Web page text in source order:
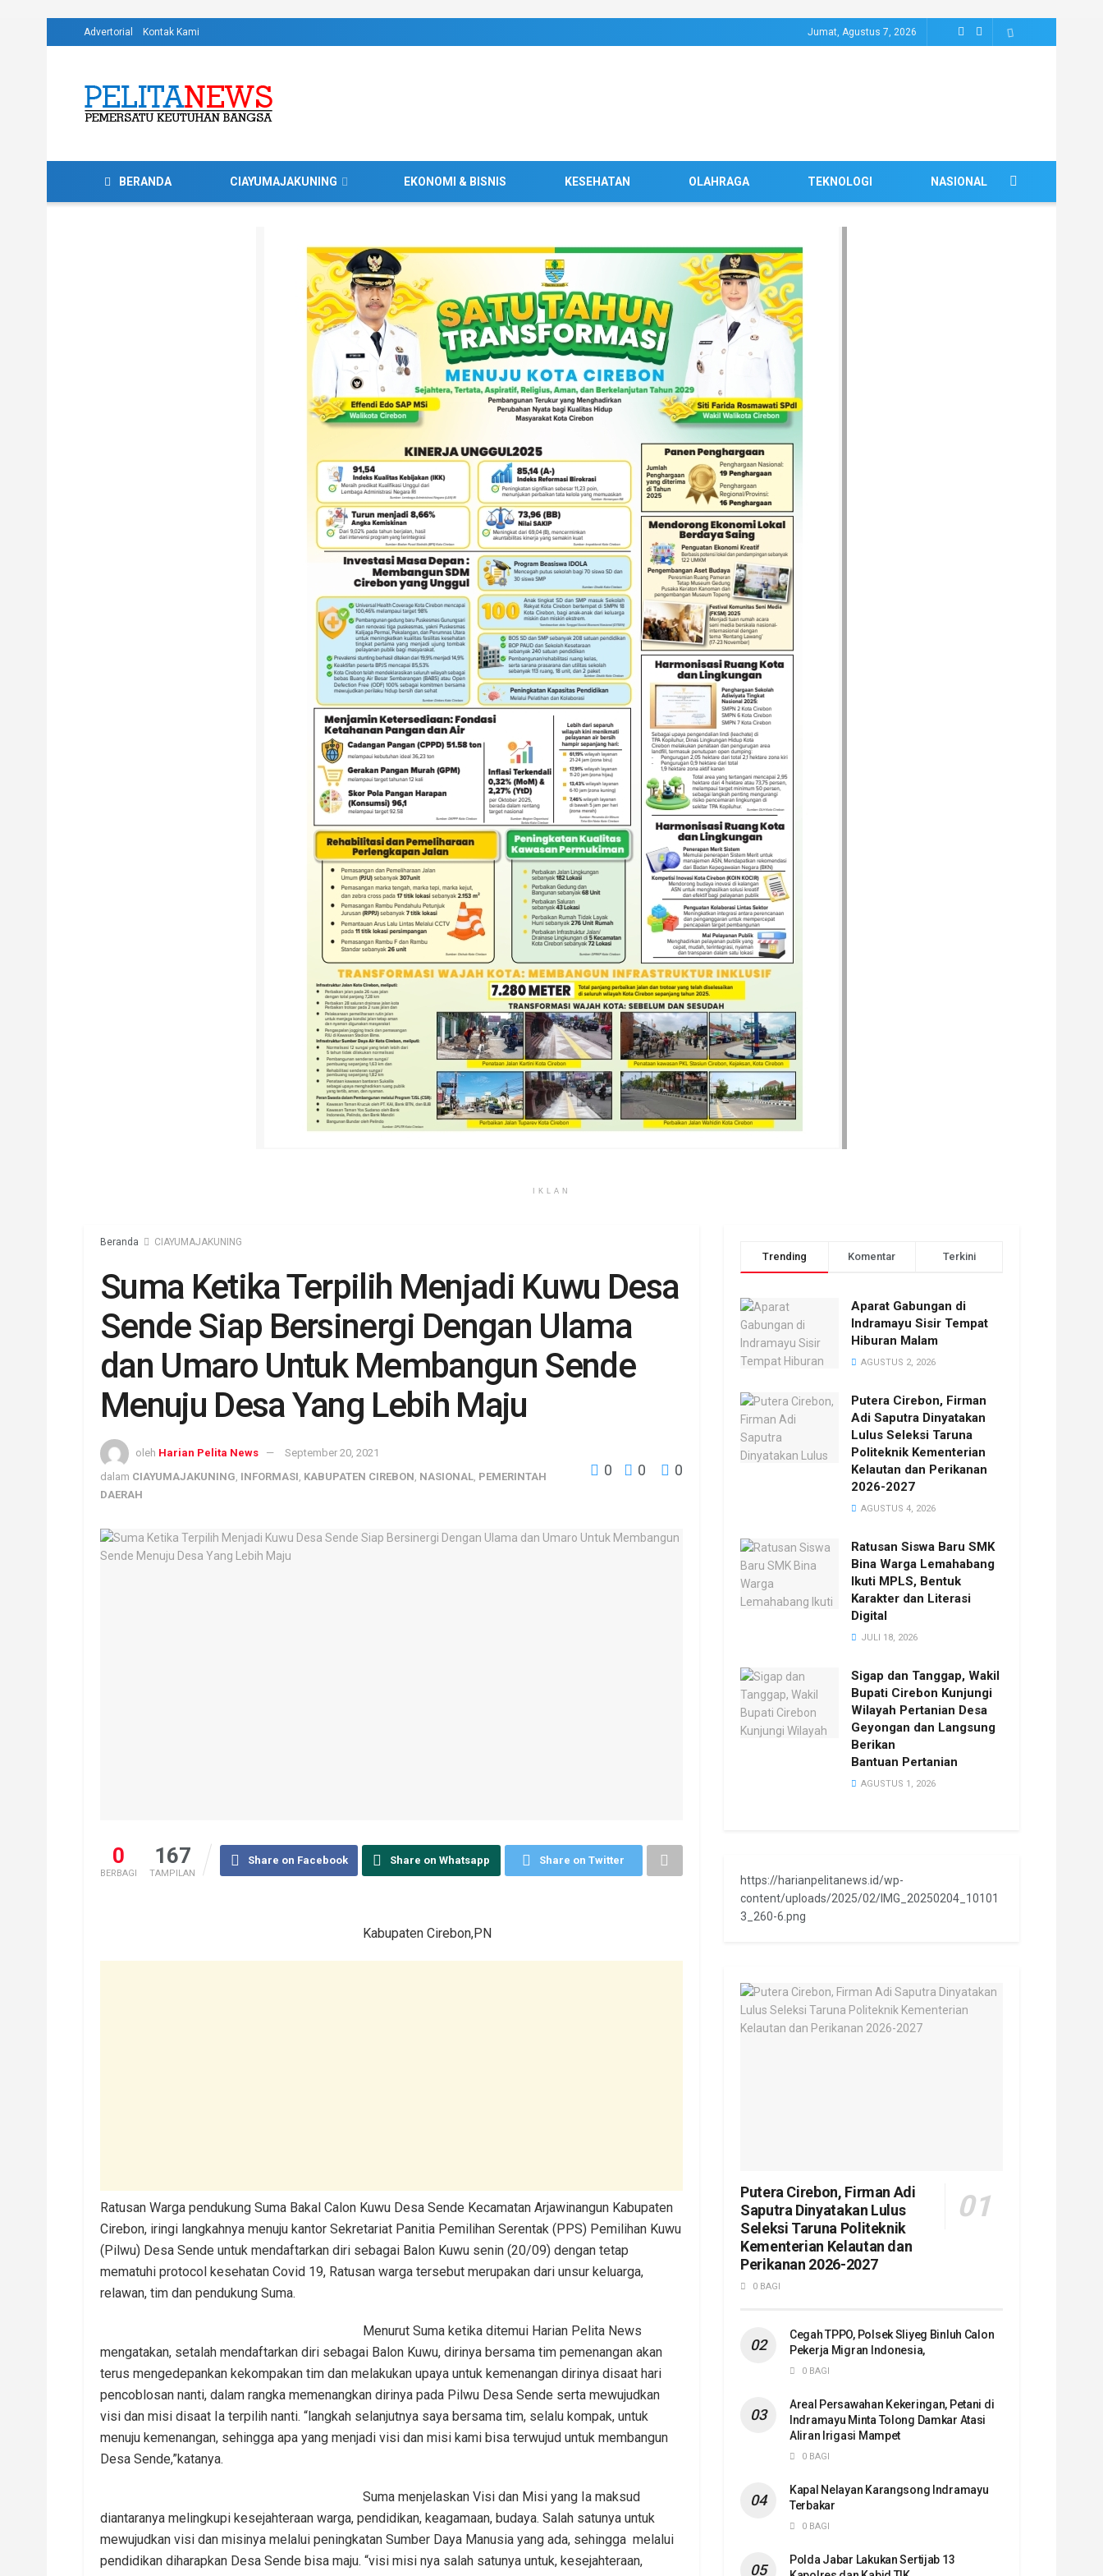
Advertorial Kontak Kami Jumat, Agustus 7, 2026
BERANDA CIAYUMAJAKUNING EKONOMI & BISNIS KESEHATAN OLAHRAGA TEKNOLOGI NASIONAL
IKLAN
Beranda CIAYUMAJAKUNING
Suma Ketika Terpilih Menjadi Kuwu Desa
Sende Siap Bersinergi Dengan Ulama
dan Umaro Untuk Membangun Sende
Menuju Desa Yang Lebih Maju
oleh Harian Pelita News
September 20, 2021
dalam CIAYUMAJAKUNING INFORMASI KABUPATEN CIREBON NASIONAL PEMERINTAH
DAERAH
0 0 0
0
BERBAGI
167
TAMPILAN
Share on Facebook Share on Whatsapp Share on Twitter
Kabupaten Cirebon,PN
Ratusan Warga pendukung Suma Bakal Calon Kuwu Desa Sende Kecamatan Arjawinangun Kabupaten
Cirebon, iringi langkahnya menuju kantor Sekretariat Panitia Pemilihan Serentak (PPS) Pemilihan Kuwu
(Pilwu) Desa Sende untuk mendaftarkan diri sebagai Balon Kuwu senin (20/09) dengan tetap
mematuhi protocol kesehatan Covid 19, Ratusan warga tersebut merupakan dari unsur keluarga,
relawan, tim dan pendukung Suma.
Menurut Suma ketika ditemui Harian Pelita News
mengatakan, setalah mendaftarkan diri sebagai Balon Kuwu, dirinya bersama tim pemenangan akan
terus mengedepankan kekompakan tim dan melakukan upaya untuk kemenangan dirinya disaat hari
pencoblosan nanti, dalam rangka memenangkan dirinya pada Pilwu Desa Sende serta mewujudkan
visi dan misi disaat Ia terpilih nanti. “langkah selanjutnya saya bersama tim, selalu kompak, untuk
menuju kemenangan, sehingga apa yang menjadi visi dan misi kami bisa terwujud untuk membangun
Desa Sende,”katanya.
Suma menjelaskan Visi dan Misi yang Ia maksud
diantaranya melingkupi kesejahteraan warga, pendidikan, keagamaan, budaya. Salah satunya untuk
mewujudkan visi dan misinya melalui peningkatan Sumber Daya Manusia yang ada, sehingga melalui
pendidikan diharapkan Desa Sende bisa maju. “visi misi nya salah satunya untuk, kesejahteraan,
Trending Komentar Terkini
Aparat Gabungan di
Indramayu Sisir Tempat
Hiburan Malam
AGUSTUS 2, 2026
Putera Cirebon, Firman
Adi Saputra Dinyatakan
Lulus Seleksi Taruna
Politeknik Kementerian
Kelautan dan Perikanan
2026-2027
AGUSTUS 4, 2026
Ratusan Siswa Baru SMK
Bina Warga Lemahabang
Ikuti MPLS, Bentuk
Karakter dan Literasi
Digital
JULI 18, 2026
Sigap dan Tanggap, Wakil
Bupati Cirebon Kunjungi
Wilayah Pertanian Desa
Geyongan dan Langsung
Berikan
Bantuan Pertanian
AGUSTUS 1, 2026
https://harianpelitanews.id/wp-
content/uploads/2025/02/IMG_20250204_10101
3_260-6.png
Putera Cirebon, Firman Adi
Saputra Dinyatakan Lulus
Seleksi Taruna Politeknik
Kementerian Kelautan dan
Perikanan 2026-2027
0 BAGI
Cegah TPPO, Polsek Sliyeg Binluh Calon
Pekerja Migran Indonesia,
0 BAGI
Areal Persawahan Kekeringan, Petani di
Indramayu Minta Tolong Damkar Atasi
Aliran Irigasi Mampet
0 BAGI
Kapal Nelayan Karangsong Indramayu
Terbakar
0 BAGI
Polda Jabar Lakukan Sertijab 13